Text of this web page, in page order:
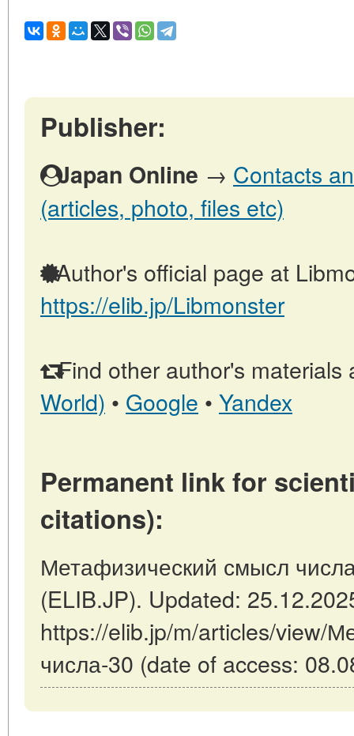
Publisher:
Japan Online → Contacts
(articles, photo, files etc)
Author's official page at
https://elib.jp/Libmonster
Find other author's materials
World) • Google • Yandex
Permanent link for
citations):
Метафизический смысл
(ELIB.JP). Updated:
https://elib.jp/m/articles/view/
числа-30 (date of access: